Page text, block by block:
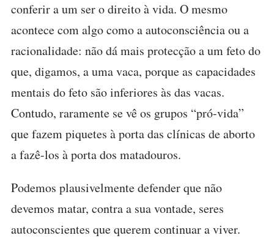
conferir a um ser o direito à vida. O mesmo
acontece com algo como a autoconsciência ou a
racionalidade: não dá mais protecção a um feto do
que, digamos, a uma vaca, porque as capacidades
mentais do feto são inferiores às das vacas.
Contudo, raramente se vê os grupos “pró-vida”
que fazem piquetes à porta das clínicas de aborto
a fazê-los à porta dos matadouros.
Podemos plausivelmente defender que não
devemos matar, contra a sua vontade, seres
autoconscientes que querem continuar a viver.